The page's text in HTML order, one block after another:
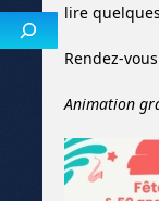
lire
Rendez-
Animation